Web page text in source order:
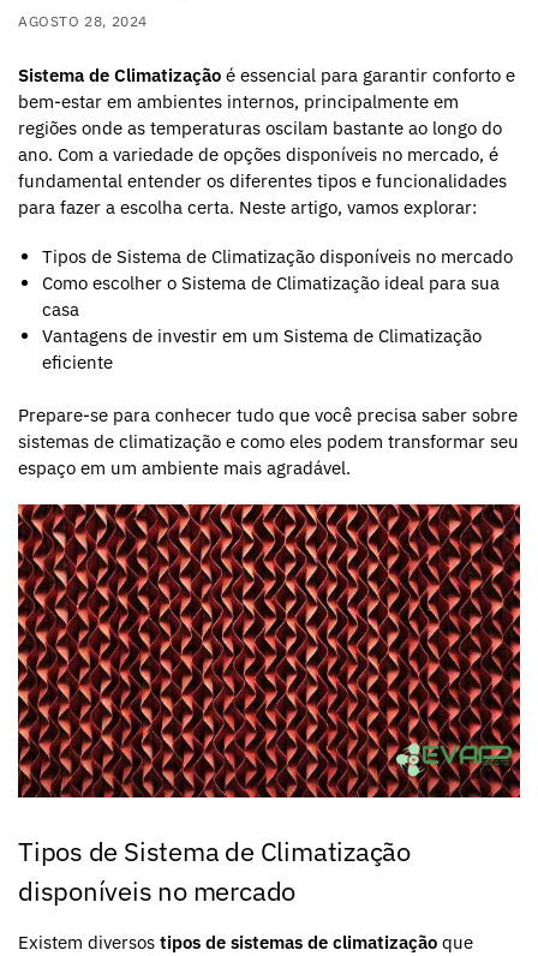
AGOSTO 28, 2024
Sistema de Climatização é essencial para garantir conforto e
bem-estar em ambientes internos, principalmente em
regiões onde as temperaturas oscilam bastante ao longo do
ano. Com a variedade de opções disponíveis no mercado, é
fundamental entender os diferentes tipos e funcionalidades
para fazer a escolha certa. Neste artigo, vamos explorar:
Tipos de Sistema de Climatização disponíveis no mercado
Como escolher o Sistema de Climatização ideal para sua
casa
Vantagens de investir em um Sistema de Climatização
eficiente
Prepare-se para conhecer tudo que você precisa saber sobre
sistemas de climatização e como eles podem transformar seu
espaço em um ambiente mais agradável.
Tipos de Sistema de Climatização
disponíveis no mercado
Existem diversos tipos de sistemas de climatização que